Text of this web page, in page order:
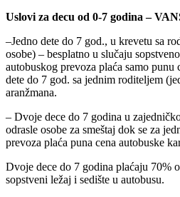
Uslovi za decu od 0-7 godina –
–Jedno dete do 7 god., u krevetu sa
osobe) – besplatno u slučaju
autobuskog prevoza plaća samo punu
dete do 7 god. sa jednim roditeljem
aranžmana.
– Dvoje dece do 7 godina u
odrasle osobe za smeštaj dok se za
prevoza plaća puna cena autobuske
Dvoje dece do 7 godina plaćaju 70%
sopstveni ležaj i sedište u autobusu.